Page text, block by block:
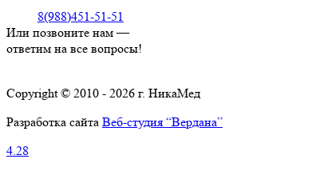
8(988)451-51-51
Или позвоните нам —
ответим на все вопросы!
Copyright © 2010 - 2026 г. НикаМед
Разработка сайта Веб-студия “Вердана”
4.28